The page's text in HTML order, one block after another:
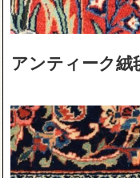
アンティーク絨